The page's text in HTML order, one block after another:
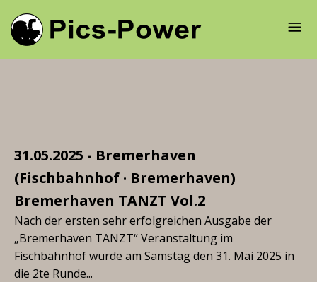
31.05.2025 - Bremerhaven
(Fischbahnhof · Bremerhaven)
Bremerhaven TANZT Vol.2
Nach der ersten sehr erfolgreichen Ausgabe der
„Bremerhaven TANZT“ Veranstaltung im
Fischbahnhof wurde am Samstag den 31. Mai 2025 in
die 2te Runde...